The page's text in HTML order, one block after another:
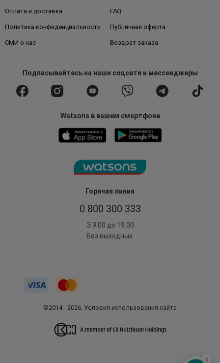
Горячая линия
0 800 300 333
З 9:00 до 19:00
Без выходных
Оплата и доставка FAQ
Политика конфиденциальности Публичная оферта
СМИ о нас Возврат заказа
Подписывайтесьна наши соцсети и мессенджеры
Watsons в вашем смартфоне
©2014 - 2026. Условия использования сайта
x